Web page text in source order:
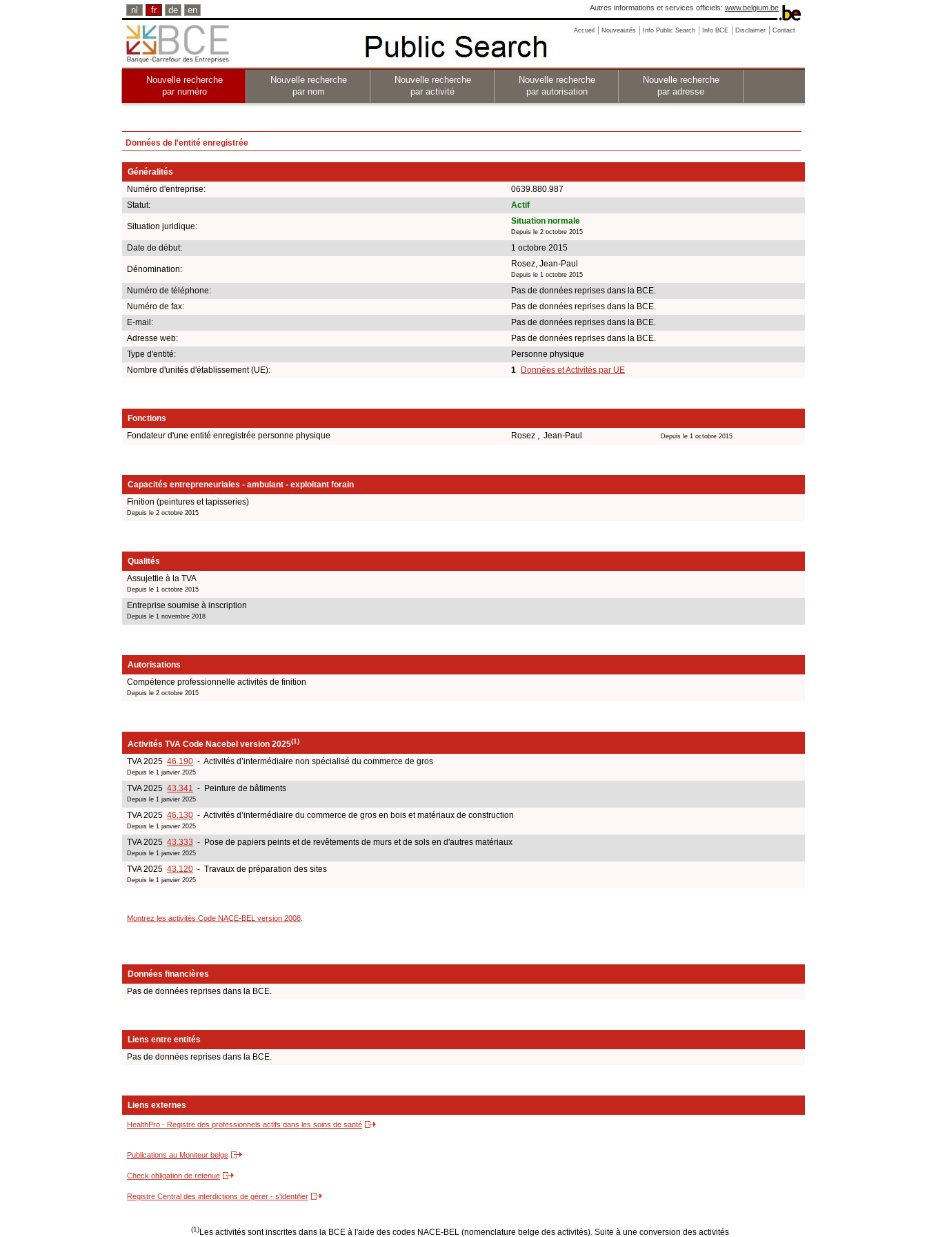
nl fr de en Autres informations et services officiels: www.belgium.be
Accueil Nouveautés Info Public Search Info BCE Disclaimer Contact
Nouvelle recherche
par numéro
Nouvelle recherche
par nom
Nouvelle recherche
par activité
Nouvelle recherche
par autorisation
Nouvelle recherche
par adresse
Données de l'entité enregistrée
Généralités
Numéro d'entreprise:
0639.880.987
Statut:
Actif
Situation juridique:
Situation normale
Depuis le 2 octobre 2015
Date de début: 1 octobre 2015
Dénomination:
Rosez, Jean-Paul
Depuis le 1 octobre 2015
Numéro de téléphone:
Pas de données reprises dans la BCE.
Numéro de fax:
Pas de données reprises dans la BCE.
E-mail:
Pas de données reprises dans la BCE.
Adresse web:
Pas de données reprises dans la BCE.
Type d'entité:
Personne physique
Nombre d'unités d'établissement (UE):
1 Données et Activités par UE
Fonctions
Fondateur d'une entité enregistrée personne physique
Rosez , Jean-Paul Depuis le 1 octobre 2015
Capacités entrepreneuriales - ambulant - exploitant forain
Finition (peintures et tapisseries)
Depuis le 2 octobre 2015
Qualités
Assujettie à la TVA
Depuis le 1 octobre 2015
Entreprise soumise à inscription
Depuis le 1 novembre 2018
Autorisations
Compétence professionnelle activités de finition
Depuis le 2 octobre 2015
Activités TVA Code Nacebel version 2025(1)
TVA 2025 46.190 - Activités d’intermédiaire non spécialisé du commerce de gros
Depuis le 1 janvier 2025
TVA 2025 43.341 - Peinture de bâtiments
Depuis le 1 janvier 2025
TVA 2025 46.130 - Activités d’intermédiaire du commerce de gros en bois et matériaux de construction
Depuis le 1 janvier 2025
TVA 2025 43.333 - Pose de papiers peints et de revêtements de murs et de sols en d'autres matériaux
Depuis le 1 janvier 2025
TVA 2025 43.120 - Travaux de préparation des sites
Depuis le 1 janvier 2025
Montrez les activités Code NACE-BEL version 2008
Données financières
Pas de données reprises dans la BCE.
Liens entre entités
Pas de données reprises dans la BCE.
Liens externes
HealthPro - Registre des professionnels actifs dans les soins de santé
Publications au Moniteur belge
Check obligation de retenue
Registre Central des interdictions de gérer - s'identifier
(1)Les activités sont inscrites dans la BCE à l'aide des codes NACE-BEL (nomenclature belge des activités). Suite à une conversion des activités